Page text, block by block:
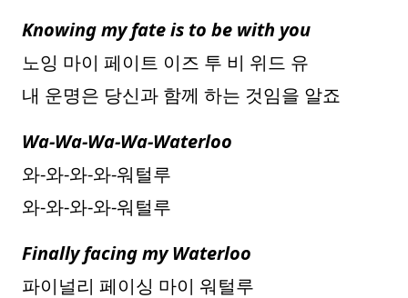
Knowing my fate is to be with you
노잉 마이 페이트 이즈 투 비 위드 유
내 운명은 당신과 함께 하는 것임을 알죠
Wa-Wa-Wa-Wa-Waterloo
와-와-와-와-워털루
와-와-와-와-워털루
Finally facing my Waterloo
파이널리 페이싱 마이 워털루